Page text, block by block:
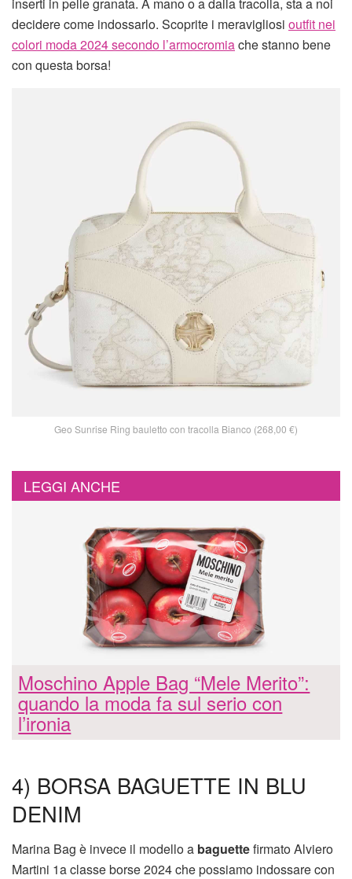
inserti in pelle granata. A mano o a dalla tracolla, sta a noi
decidere come indossarlo. Scoprite i meravigliosi outfit nei
colori moda 2024 secondo l’armocromiache stanno bene
con questa borsa!
Geo Sunrise Ring bauletto con tracolla Bianco (268,00 €)
LEGGI ANCHE
Moschino Apple Bag “Mele Merito”:
quando la moda fa sul serio con
l’ironia
4) BORSA BAGUETTE IN BLU
DENIM
Marina Bag è invece il modello a baguettefirmato Alviero
Martini 1a classe borse 2024 che possiamo indossare con